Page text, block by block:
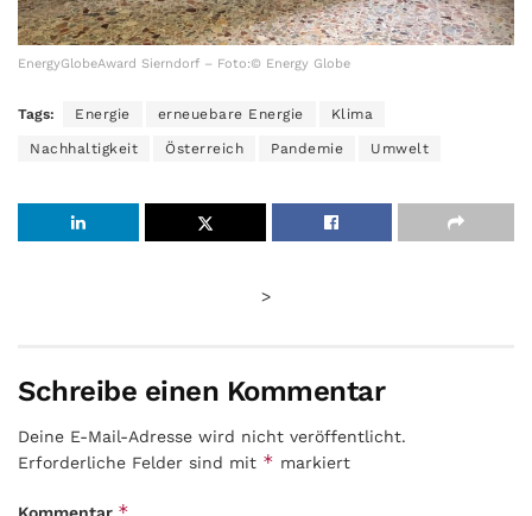
EnergyGlobeAward Sierndorf – Foto:© Energy Globe
Tags: Energie erneuebare Energie Klima
Nachhaltigkeit Österreich Pandemie Umwelt
>
Schreibe einen Kommentar
Deine E-Mail-Adresse wird nicht veröffentlicht.
Erforderliche Felder sind mit * markiert